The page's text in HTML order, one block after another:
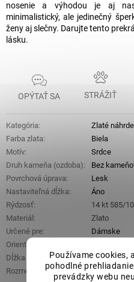
Používame cookies,
pohodlné
prevádzky webu
nosenie a výhodou je aj
minimalistický, ale jedinečný
ženy aj slečny. Darujte tento
lásku.
OPÝTAŤ SA STRÁŽIŤ
Kategória:
Zlaté
Farba zlata:
Biela
Motív:
Srdce
Druh kameňa (ozdoba):
Bez
Povrchová úprava:
Lesk
Nastaviteľná dĺžka:
Áno
Rýdzosť:
14 kt 585/
Materiál :
Zlato
Určené pre:
Dámske
Orientačná hmotnosť
Dĺžka náhrdelníka:
42 cm + 3
Rozmery prívesku : 9 mm x 7 mm